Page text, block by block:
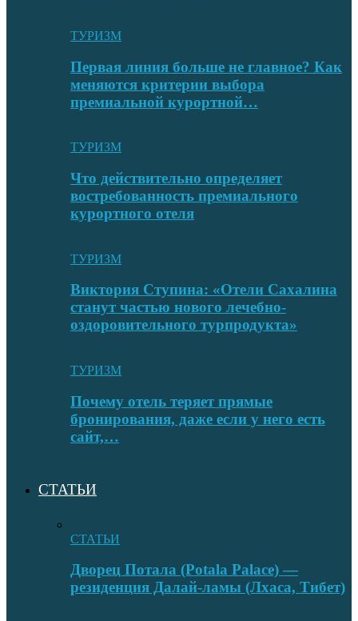
ТУРИЗМ
Первая линия больше не главное? Как
меняются критерии выбора
премиальной курортной…
ТУРИЗМ
Что действительно определяет
востребованность премиального
курортного отеля
ТУРИЗМ
Виктория Ступина: «Отели Сахалина
станут частью нового лечебно-
оздоровительного турпродукта»
ТУРИЗМ
Почему отель теряет прямые
бронирования, даже если у него есть
сайт,…
СТАТЬИ
СТАТЬИ
Дворец Потала (Potala Palace) —
резиденция Далай-ламы (Лхаса, Тибет)